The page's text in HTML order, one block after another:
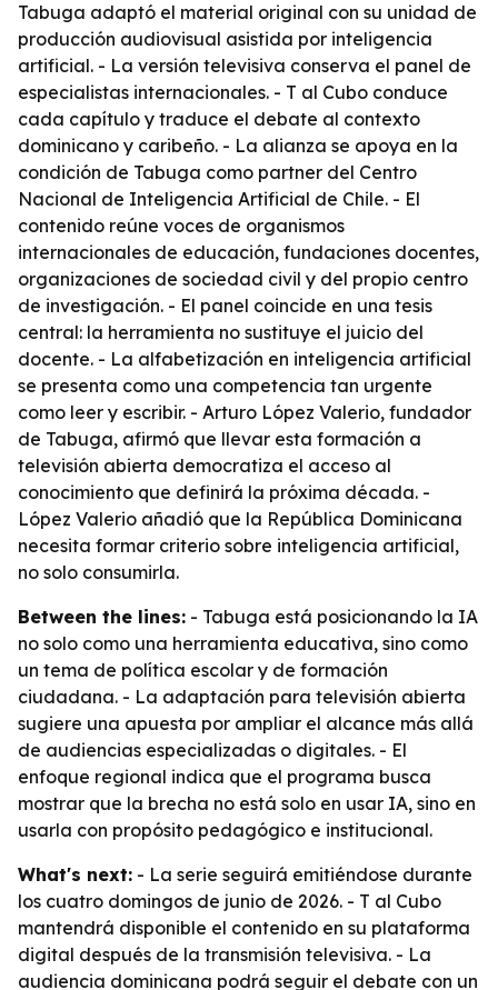
Tabuga adaptó el material original con su unidad de
producción audiovisual asistida por inteligencia
artificial. - La versión televisiva conserva el panel de
especialistas internacionales. - T al Cubo conduce
cada capítulo y traduce el debate al contexto
dominicano y caribeño. - La alianza se apoya en la
condición de Tabuga como partner del Centro
Nacional de Inteligencia Artificial de Chile. - El
contenido reúne voces de organismos
internacionales de educación, fundaciones docentes,
organizaciones de sociedad civil y del propio centro
de investigación. - El panel coincide en una tesis
central: la herramienta no sustituye el juicio del
docente. - La alfabetización en inteligencia artificial
se presenta como una competencia tan urgente
como leer y escribir. - Arturo López Valerio, fundador
de Tabuga, afirmó que llevar esta formación a
televisión abierta democratiza el acceso al
conocimiento que definirá la próxima década. -
López Valerio añadió que la República Dominicana
necesita formar criterio sobre inteligencia artificial,
no solo consumirla.
Between the lines: - Tabuga está posicionando la IA
no solo como una herramienta educativa, sino como
un tema de política escolar y de formación
ciudadana. - La adaptación para televisión abierta
sugiere una apuesta por ampliar el alcance más allá
de audiencias especializadas o digitales. - El
enfoque regional indica que el programa busca
mostrar que la brecha no está solo en usar IA, sino en
usarla con propósito pedagógico e institucional.
What's next: - La serie seguirá emitiéndose durante
los cuatro domingos de junio de 2026. - T al Cubo
mantendrá disponible el contenido en su plataforma
digital después de la transmisión televisiva. - La
audiencia dominicana podrá seguir el debate con un